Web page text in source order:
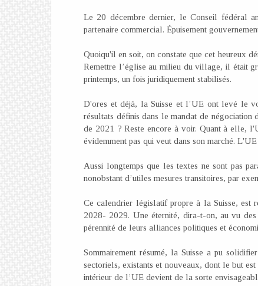
Le 20 décembre dernier, le Conseil fédéral
partenaire commercial. Épuisement
Quoiqu'il en soit, on constate que cet heureux
Remettre l’église au milieu du village, il était
printemps, un fois juridiquement stabilisés.
D'ores et déjà, la Suisse et l’UE ont levé le
résultats définis dans le mandat de
de 2021 ? Reste encore à voir. Quant à elle,
évidemment pas qui veut dans son marché.
Aussi longtemps que les textes ne sont pas
nonobstant d’utiles mesures transitoires, par
Ce calendrier législatif propre à la Suisse, est
2028- 2029. Une éternité, dira-t-on, au vu des
pérennité de leurs alliances politiques et
Sommairement résumé, la Suisse a pu
sectoriels, existants et nouveaux, dont le but
intérieur de l’UE devient de la sorte